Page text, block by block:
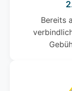
Bereits